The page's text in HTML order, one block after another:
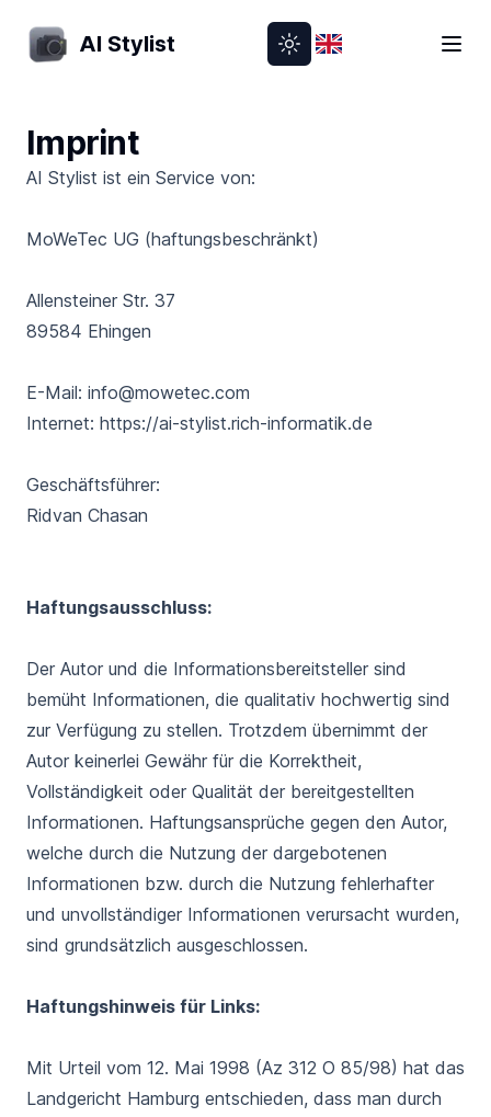
AI Stylist Toggle theme
Change language
Imprint
AI Stylist ist ein Service von:
MoWeTec UG (haftungsbeschränkt)
Allensteiner Str. 37
89584 Ehingen
E-Mail: info@mowetec.com
Internet: https://ai-stylist.rich-informatik.de
Geschäftsführer:
Ridvan Chasan
Haftungsausschluss:
Der Autor und die Informationsbereitsteller sind
bemüht Informationen, die qualitativ hochwertig sind
zur Verfügung zu stellen. Trotzdem übernimmt der
Autor keinerlei Gewähr für die Korrektheit,
Vollständigkeit oder Qualität der bereitgestellten
Informationen. Haftungsansprüche gegen den Autor,
welche durch die Nutzung der dargebotenen
Informationen bzw. durch die Nutzung fehlerhafter
und unvollständiger Informationen verursacht wurden,
sind grundsätzlich ausgeschlossen.
Haftungshinweis für Links:
Mit Urteil vom 12. Mai 1998 (Az 312 O 85/98) hat das
Landgericht Hamburg entschieden, dass man durch